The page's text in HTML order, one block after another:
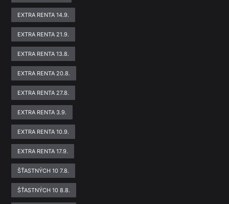
EXTRA RENTA 14.9.
EXTRA RENTA 21.9.
EXTRA RENTA 13.8.
EXTRA RENTA 20.8.
EXTRA RENTA 27.8.
EXTRA RENTA 3.9.
EXTRA RENTA 10.9.
EXTRA RENTA 17.9.
ŠŤASTNÝCH 10 7.8.
ŠŤASTNÝCH 10 8.8.